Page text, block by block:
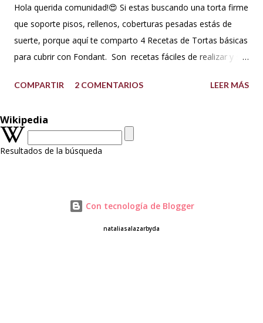
Hola querida comunidad!😍 Si estas buscando una torta firme
que soporte pisos, rellenos, coberturas pesadas estás de
suerte, porque aquí te comparto 4 Recetas de Tortas básicas
para cubrir con Fondant. Son recetas fáciles de realizar y su
comparto dos versiones de la torta de vainilla, la primera con
cobertura de Fondant, butteercream, ganache y el montaje
de varios pisos. A las tortas con base de mantequilla las
puedes tallar porque la textura es compacta al ser BATIDOS
minutos Horneado: 30 minutos Porciones: 18-20 Molde: 20
COMPARTIR 2 COMENTARIOS LEER MÁS
Wikipedia
Resultados de la búsqueda
Con tecnología de Blogger
nataliasalazarbyda